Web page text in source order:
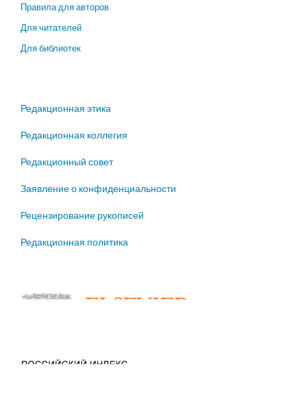
Правила для авторов
Для читателей
Для библиотек
Редакционная этика
Редакционная коллегия
Редакционный совет
Заявление о конфиденциальности
Рецензирование рукописей
Редакционная политика